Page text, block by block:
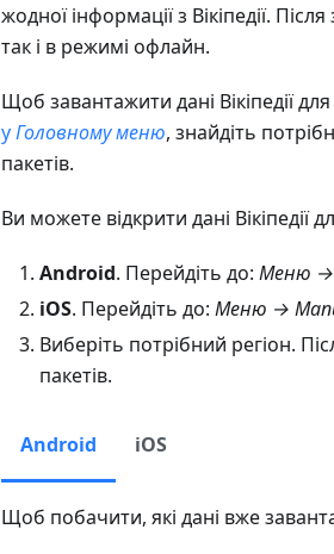
жодної інформації з Вікіпедії.
так і в режимі офлайн.
Щоб завантажити дані Вікіпедії
уГоловному меню, знайдіть
пакетів.
Ви можете відкрити дані
Android. Перейдіть до: Меню →
iOS. Перейдіть до: Меню → Мапи
Виберіть потрібний регіон.
пакетів.
Android iOS
Щоб побачити, які дані вже